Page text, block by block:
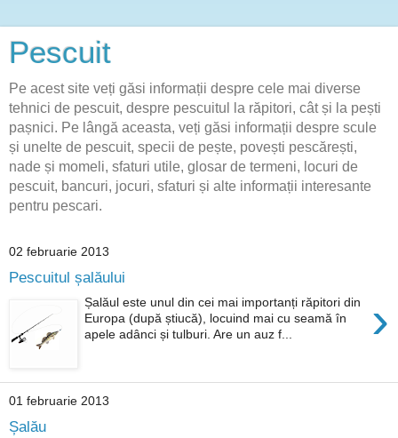
Pescuit
Pe acest site veți găsi informații despre cele mai diverse
tehnici de pescuit, despre pescuitul la răpitori, cât și la pești
pașnici. Pe lângă aceasta, veți găsi informații despre scule
și unelte de pescuit, specii de pește, povești pescărești,
nade și momeli, sfaturi utile, glosar de termeni, locuri de
pescuit, bancuri, jocuri, sfaturi și alte informații interesante
pentru pescari.
02 februarie 2013
Pescuitul șalăului
›
Șalăul este unul din cei mai importanți răpitori din
Europa (după știucă), locuind mai cu seamă în
apele adânci și tulburi. Are un auz f...
01 februarie 2013
Șalău